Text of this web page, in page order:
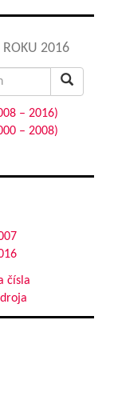
ROKU 2016
– 2016)
– 2008)
čísla